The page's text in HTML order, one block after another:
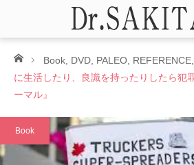
ホームBook DVD PALEO REFERENCE
に生活したり、良識を持ったりしたら犯
ーマル』
Book